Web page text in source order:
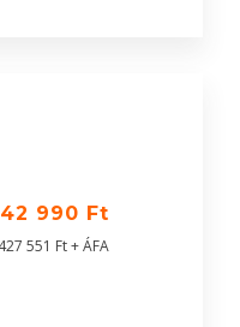
990 Ft
427 551 Ft + ÁFA